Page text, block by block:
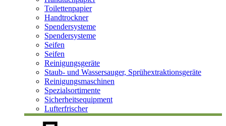
Toilettenpapier
Handtrockner
Spendersysteme
Spendersysteme
Seifen
Seifen
Reinigungsgeräte
Staub- und Wassersauger, Sprühextraktionsgeräte
Reinigungsmaschinen
Spezialsortimente
Sicherheitsequipment
Lufterfrischer